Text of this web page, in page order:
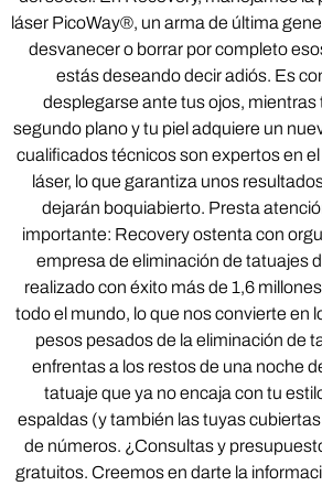
láser PicoWay®, un arma de última
desvanecer o borrar por completo
estás deseando decir adiós. Es
desplegarse ante tus ojos, mientras
segundo plano y tu piel adquiere un
cualificados técnicos son expertos en
láser, lo que garantiza unos
dejarán boquiabierto. Presta
importante: Recovery ostenta con
empresa de eliminación de tatuajes
realizado con éxito más de 1,6
todo el mundo, lo que nos convierte en
pesos pesados de la eliminación de
enfrentas a los restos de una noche
tatuaje que ya no encaja con tu
espaldas (y también las tuyas
de números. ¿Consultas y
gratuitos. Creemos en darte la